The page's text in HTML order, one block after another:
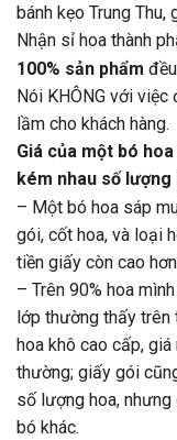
bánh kẹo Trung Thu,
Nhận sỉ hoa thành
100% sản phẩm
Nói KHÔNG với
lầm cho khách hàng.
Giá của một bó
kém nhau số lượng
– Một bó hoa sáp
gói, cốt hoa, và loại
tiền giấy còn cao
– Trên 90% hoa
lớp thường thấy
hoa khô cao cấp,
thường; giấy gói
số lượng hoa,
bó khác.